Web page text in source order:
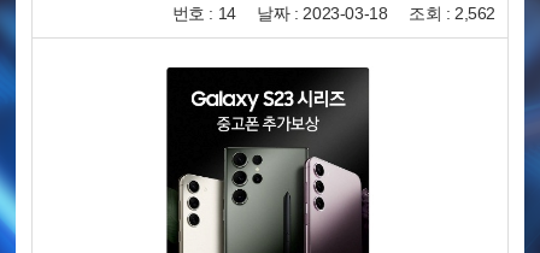
번호 : 14 날짜 : 2023-03-18 조회 : 2,562